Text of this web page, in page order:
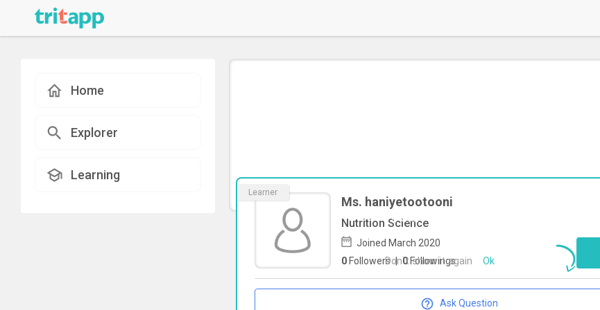
Home
Explorer
Learning
Learner
Ms. haniyetootooni
Nutrition Science
Joined March 2020
0 Followers | 0 Followings
Ask Question
To start direct chat with
Click here
Don`t show it again Ok